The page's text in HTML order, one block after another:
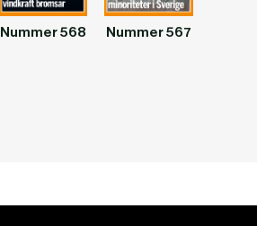
Nummer 568 Nummer 567